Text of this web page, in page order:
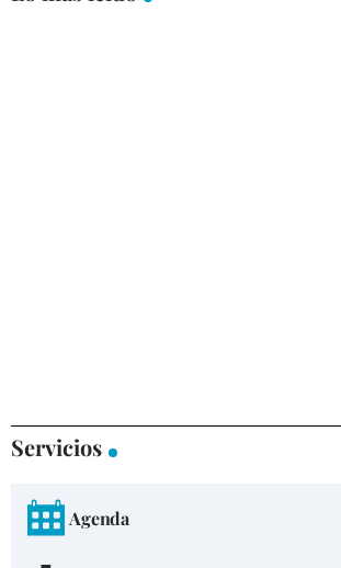
Servicios
Agenda